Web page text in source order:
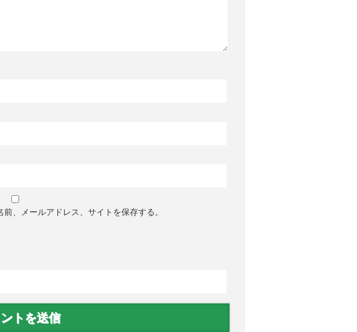
、メールアドレス、サイトを保存する。